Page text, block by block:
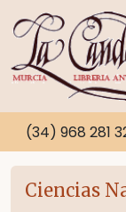
(34) 968 281
Ciencias